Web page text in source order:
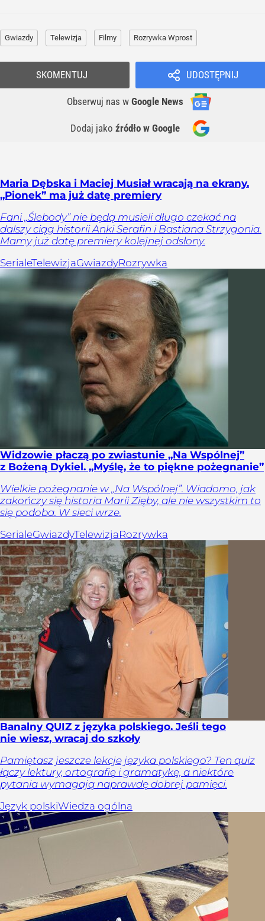
Gwiazdy Telewizja Filmy Rozrywka Wprost
UDOSTĘPNIJ
Obserwuj nas w Google News
Dodaj jako źródło w Google
SKOMENTUJ
Maria Dębska i Maciej Musiał wracają na ekrany.
„Pionek” ma już datę premiery
Fani „Ślebody” nie będą musieli długo czekać na
dalszy ciąg historii Anki Serafin i Bastiana Strzygonia.
Mamy już datę premiery kolejnej odsłony.
SerialeTelewizjaGwiazdyRozrywka
Widzowie płaczą po zwiastunie „Na Wspólnej”
z Bożeną Dykiel. „Myślę, że to piękne pożegnanie”
Wielkie pożegnanie w „Na Wspólnej”. Wiadomo, jak
zakończy się historia Marii Zięby, ale nie wszystkim to
się podoba. W sieci wrze.
SerialeGwiazdyTelewizjaRozrywka
Banalny QUIZ z języka polskiego. Jeśli tego
nie wiesz, wracaj do szkoły
Pamiętasz jeszcze lekcje języka polskiego? Ten quiz
łączy lektury, ortografię i gramatykę, a niektóre
pytania wymagają naprawdę dobrej pamięci.
Język polskiWiedza ogólna